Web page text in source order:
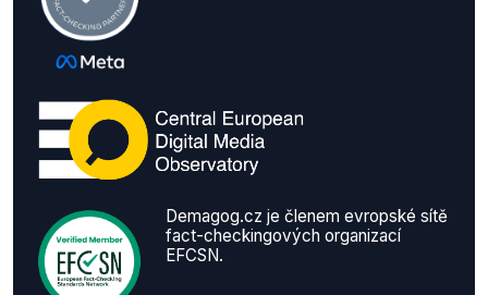
Demagog.cz je členem evropské sítě
fact-checkingových organizací
EFCSN.